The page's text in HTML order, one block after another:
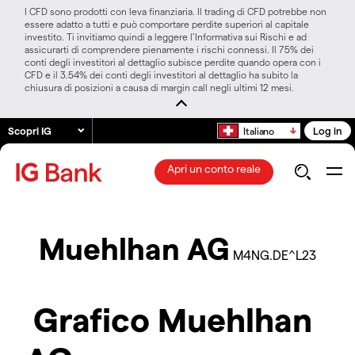
I CFD sono prodotti con leva finanziaria. Il trading di CFD potrebbe non
essere adatto a tutti e può comportare perdite superiori al capitale
investito. Ti invitiamo quindi a leggere l’Informativa sui Rischi e ad
assicurarti di comprendere pienamente i rischi connessi. Il 75% dei
conti degli investitori al dettaglio subisce perdite quando opera con i
CFD e il 3.54% dei conti degli investitori al dettaglio ha subito la
chiusura di posizioni a causa di margin call negli ultimi 12 mesi.
Scopri IG Italiano Log in
Apri un conto reale
Muehlhan AG M4NG.DE^L23
Grafico Muehlhan